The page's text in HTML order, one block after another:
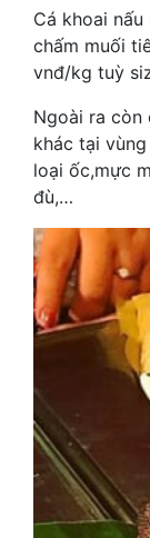
Cá khoai
chấm muối
vnđ/kg tuỳ
Ngoài ra còn
khác tại
loại ốc,mực
đù,…